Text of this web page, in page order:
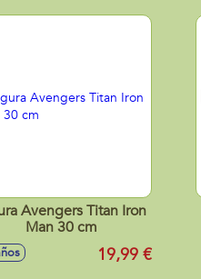
Avengers Titan Iron
Man 30 cm
19,99 €